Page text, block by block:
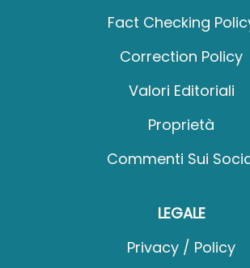
Fact Checking
Correction Policy
Valori Editoriali
Proprietà
Commenti Sui
LEGALE
Privacy / Policy